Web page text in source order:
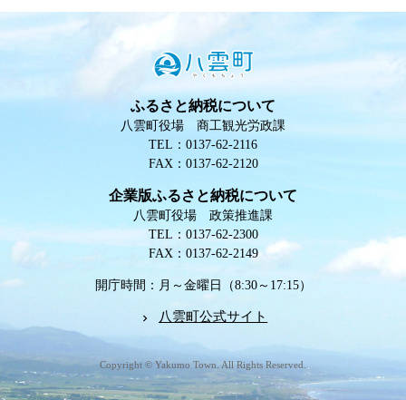
ふるさと納税について
八雲町役場 商工観光労政課
TEL：0137-62-2116
FAX：0137-62-2120
企業版ふるさと納税について
八雲町役場 政策推進課
TEL：0137-62-2300
FAX：0137-62-2149
開庁時間：月～金曜日（8:30～17:15）
八雲町公式サイト
Copyright © Yakumo Town. All Rights Reserved.